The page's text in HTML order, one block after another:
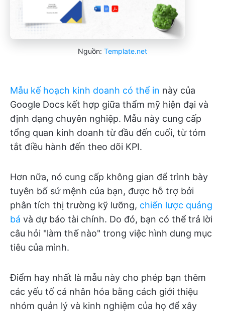
Nguồn: Template.net
Mẫu kế hoạch kinh doanh có thể in này của
Google Docs kết hợp giữa thẩm mỹ hiện đại và
định dạng chuyên nghiệp. Mẫu này cung cấp
tổng quan kinh doanh từ đầu đến cuối, từ tóm
tắt điều hành đến theo dõi KPI.
Hơn nữa, nó cung cấp không gian để trình bày
tuyên bố sứ mệnh của bạn, được hỗ trợ bởi
phân tích thị trường kỹ lưỡng, chiến lược quảng
bá và dự báo tài chính. Do đó, bạn có thể trả lời
câu hỏi "làm thế nào" trong việc hình dung mục
tiêu của mình.
Điểm hay nhất là mẫu này cho phép bạn thêm
các yếu tố cá nhân hóa bằng cách giới thiệu
nhóm quản lý và kinh nghiệm của họ để xây